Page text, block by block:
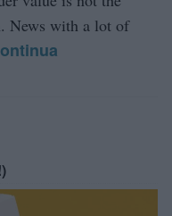
News with a lot of